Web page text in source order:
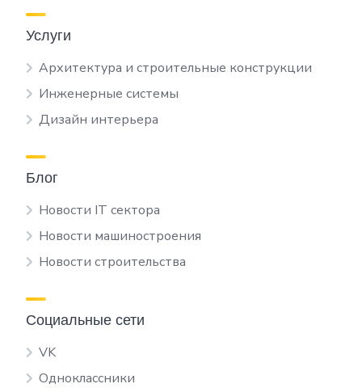
Услуги
Архитектура и строительные конструкции
Инженерные системы
Дизайн интерьера
Блог
Новости IT сектора
Новости машиностроения
Новости строительства
Социальные сети
VK
Одноклассники